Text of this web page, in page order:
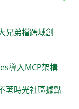
兄弟檔跨域創
導入MCP架構
荖時光社區據點